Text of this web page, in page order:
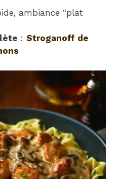
ambiance “plat
: Stroganoff de